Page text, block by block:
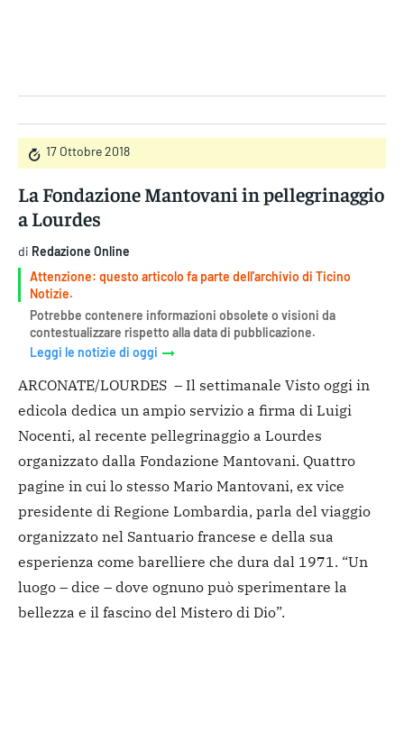
17 Ottobre 2018
La Fondazione Mantovani in pellegrinaggio
a Lourdes
di Redazione Online
Attenzione: questo articolo fa parte dell'archivio di Ticino
Notizie.
Potrebbe contenere informazioni obsolete o visioni da
contestualizzare rispetto alla data di pubblicazione.
Leggi le notizie di oggi
ARCONATE/LOURDES – Il settimanale Visto oggi in
edicola dedica un ampio servizio a firma di Luigi
Nocenti, al recente pellegrinaggio a Lourdes
organizzato dalla Fondazione Mantovani. Quattro
pagine in cui lo stesso Mario Mantovani, ex vice
presidente di Regione Lombardia, parla del viaggio
organizzato nel Santuario francese e della sua
esperienza come barelliere che dura dal 1971. “Un
luogo – dice – dove ognuno può sperimentare la
bellezza e il fascino del Mistero di Dio”.